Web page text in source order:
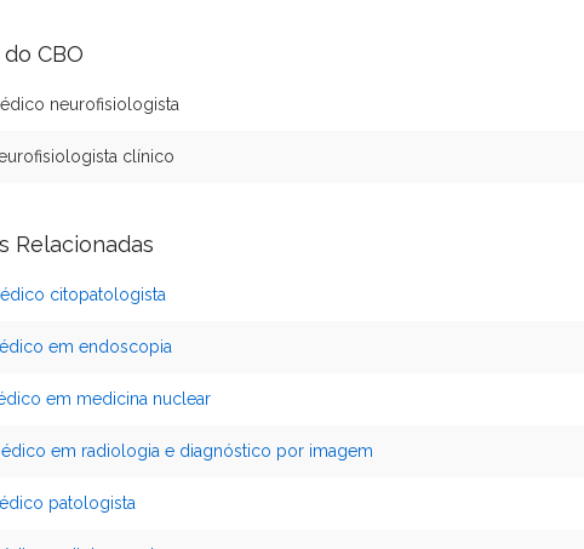
CBO
neurofisiologista
clínico
Relacionadas
citopatologista
em endoscopia
em medicina nuclear
em radiologia e diagnóstico por imagem
patologista